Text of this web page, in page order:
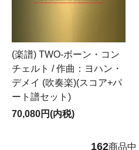
(楽譜) TWO-ボーン・コン
チェルト / 作曲：ヨハン・
デメイ (吹奏楽)(スコア+パ
ート譜セット)
70,080円(内税)
162商品中